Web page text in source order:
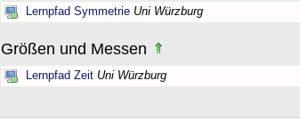
Lernpfad Symmetrie Uni Würzburg
Größen und Messen
Lernpfad Zeit Uni Würzburg